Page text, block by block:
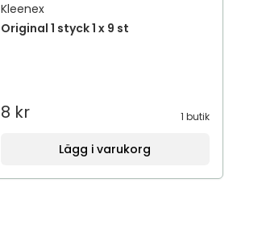
Kleenex
Original 1 styck 1 x 9 st
8 kr 1 butik
Lägg i varukorg